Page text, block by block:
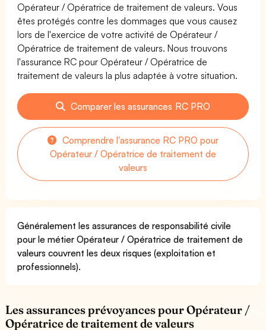
Opérateur / Opératrice de traitement de valeurs. Vous
êtes protégés contre les dommages que vous causez
lors de l'exercice de votre activité de Opérateur /
Opératrice de traitement de valeurs. Nous trouvons
l'assurance RC pour Opérateur / Opératrice de
traitement de valeurs la plus adaptée à votre situation.
Comparer les assurances RC PRO
Comprendre l'assurance RC PRO pour
Opérateur / Opératrice de traitement de
valeurs
Généralement les assurances de responsabilité civile
pour le métier Opérateur / Opératrice de traitement de
valeurs couvrent les deux risques (exploitation et
professionnels).
Les assurances prévoyances pour Opérateur /
Opératrice de traitement de valeurs